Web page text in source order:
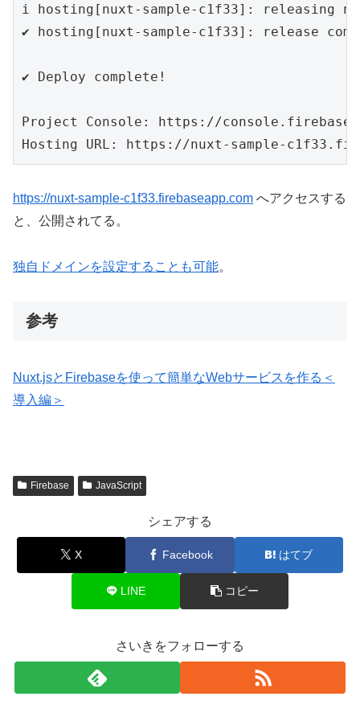
i hosting[nuxt-sample-c1f33]: releasing
✔ hosting[nuxt-sample-c1f33]: release
✔ Deploy complete!
Project Console: https://
Hosting URL: https://nuxt-sample-
https://nuxt-sample-c1f33.firebaseapp.com へアクセスする
と、公開されてる。
独自ドメインを設定することも可能。
参考
Nuxt.jsとFirebaseを使って簡単なWebサービスを作る＜
導入編＞
Firebase JavaScript
シェアする
X Facebook はてブ
LINE コピー
さいきをフォローする